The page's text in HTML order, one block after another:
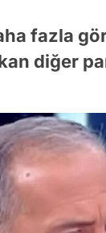
fazla
diğer